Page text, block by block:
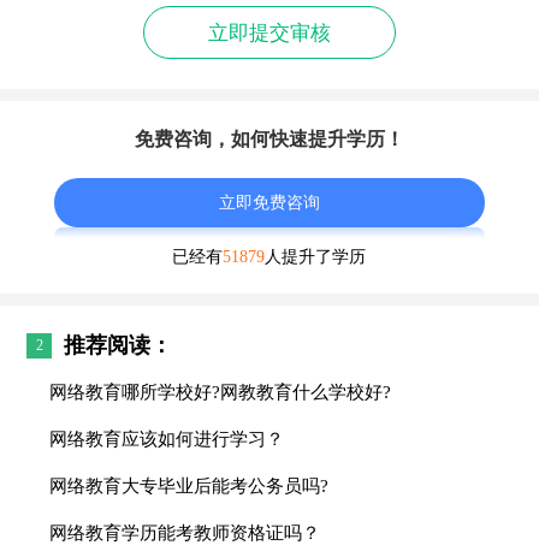
立即提交审核
免费咨询，如何快速提升学历！
立即免费咨询
已经有51879 人提升了学历
2 推荐阅读：
网络教育哪所学校好?网教教育什么学校好?
网络教育应该如何进行学习？
网络教育大专毕业后能考公务员吗?
网络教育学历能考教师资格证吗？